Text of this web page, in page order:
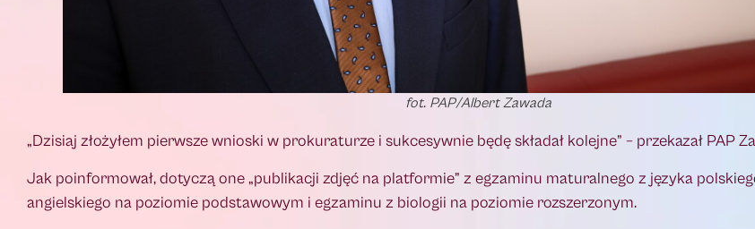
fot. PAP/Albert Zawada
„Dzisiaj złożyłem pierwsze wnioski w prokuraturze i sukcesywnie będę składał kolejne” – przekazał PAP
Jak poinformował, dotyczą one „publikacji zdjęć na platformie” z egzaminu maturalnego z języka
angielskiego na poziomie podstawowym i egzaminu z biologii na poziomie rozszerzonym.